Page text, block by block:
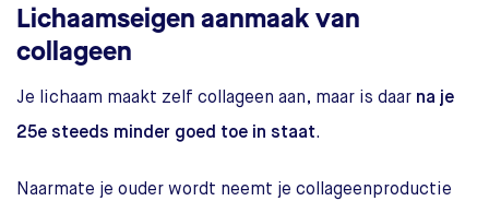
Lichaamseigen aanmaak van
collageen
Je lichaam maakt zelf collageen aan, maar is daar na je
25e steeds minder goed toe in staat.
Naarmate je ouder wordt neemt je collageenproductie